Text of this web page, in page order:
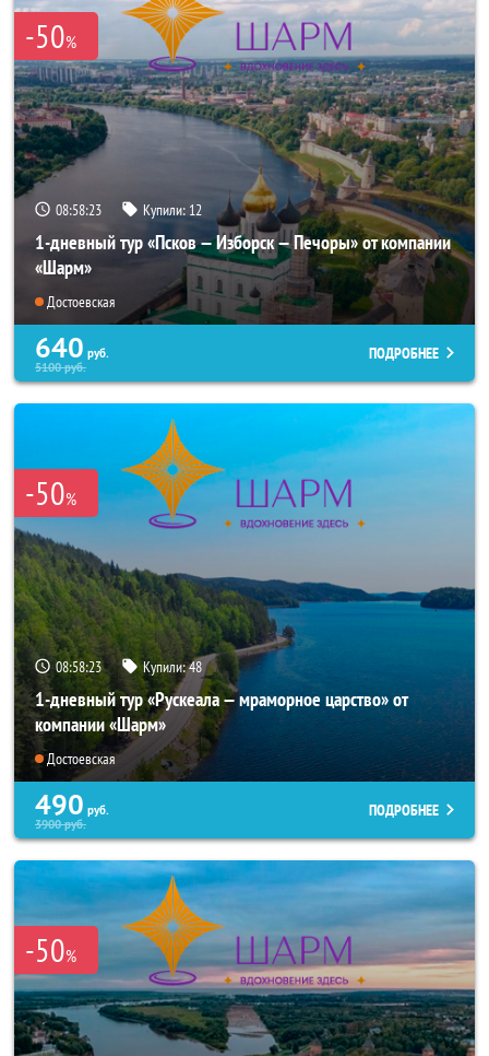
-50%
08:58:21 Купили: 12
1-дневный тур «Псков — Изборск — Печоры» от компании
«Шарм»
Достоевская
640 руб.
5100руб.
ПОДРОБНЕЕ
-50%
08:58:21 Купили:49
1-дневный тур «Рускеала — мраморное царство» от
компании «Шарм»
Достоевская
490 руб.
3900руб.
ПОДРОБНЕЕ
-50%